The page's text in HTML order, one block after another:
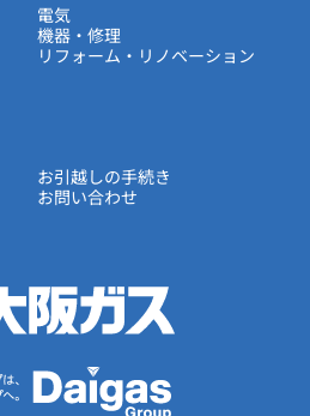
電気
機器・修理
リフォーム・リノベーション
お引越しの手続き
お問い合わせ